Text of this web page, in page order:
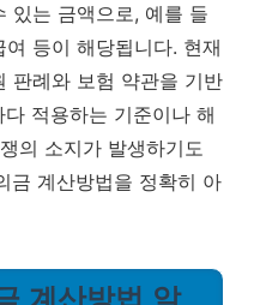
있는 금액으로, 예를 들
등이 해당됩니다. 현재
판례와 보험 약관을 기반
적용하는 기준이나 해
의 소지가 발생하기도
금 계산방법을 정확히 아
계산방법 알